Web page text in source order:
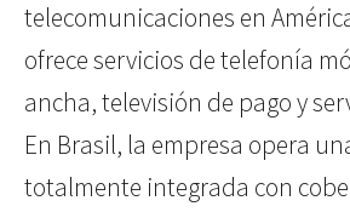
telecomunicaciones en
ofrece servicios de telefonía
ancha, televisión de pago y
En Brasil, la empresa opera
totalmente integrada con